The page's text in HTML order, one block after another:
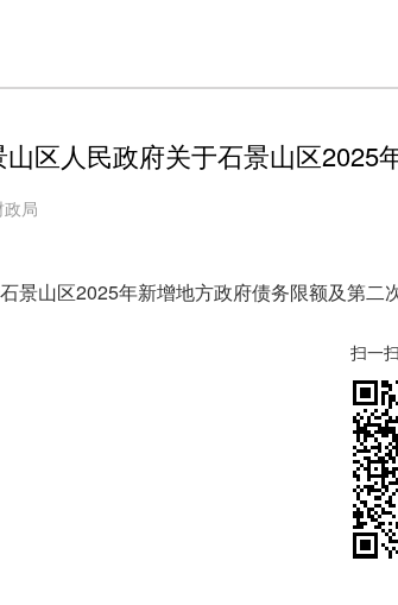
区人民政府关于石景山区2025
政局
景山区2025年新增地方政府债务限额及第二
扫一